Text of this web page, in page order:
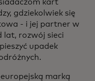
kart
gdziekolwiek się
- i jej partner w
lat, rozwój sieci
upadek
marką